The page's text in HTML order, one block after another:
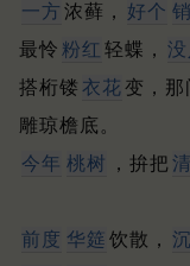
一方 浓藓， 好个
最怜 粉红 轻蝶， 没
搭桁镂 衣花变，那
雕琼檐底。
今年 桃树 ，拚把
前度 华筵 饮散，